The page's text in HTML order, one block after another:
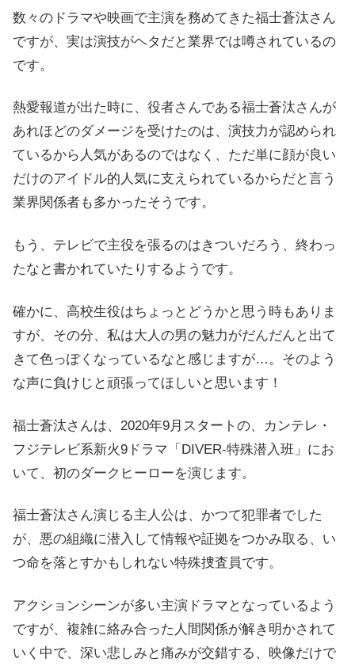
数々のドラマや映画で主演を務めてきた福士蒼汰さん
ですが、実は演技がヘタだと業界では噂されているの
です。
熱愛報道が出た時に、役者さんである福士蒼汰さんが
あれほどのダメージを受けたのは、演技力が認められ
ているから人気があるのではなく、ただ単に顔が良い
だけのアイドル的人気に支えられているからだと言う
業界関係者も多かったそうです。
もう、テレビで主役を張るのはきついだろう、終わっ
たなと書かれていたりするようです。
確かに、高校生役はちょっとどうかと思う時もありま
すが、その分、私は大人の男の魅力がだんだんと出て
きて色っぽくなっているなと感じますが…。そのよう
な声に負けじと頑張ってほしいと思います！
福士蒼汰さんは、2020年9月スタートの、カンテレ・
フジテレビ系新火9ドラマ「DIVER-特殊潜入班」にお
いて、初のダークヒーローを演じます。
福士蒼汰さん演じる主人公は、かつて犯罪者でした
が、悪の組織に潜入して情報や証拠をつかみ取る、い
つ命を落とすかもしれない特殊捜査員です。
アクションシーンが多い主演ドラマとなっているよう
ですが、複雑に絡み合った人間関係が解き明かされて
いく中で、深い悲しみと痛みが交錯する、映像だけで